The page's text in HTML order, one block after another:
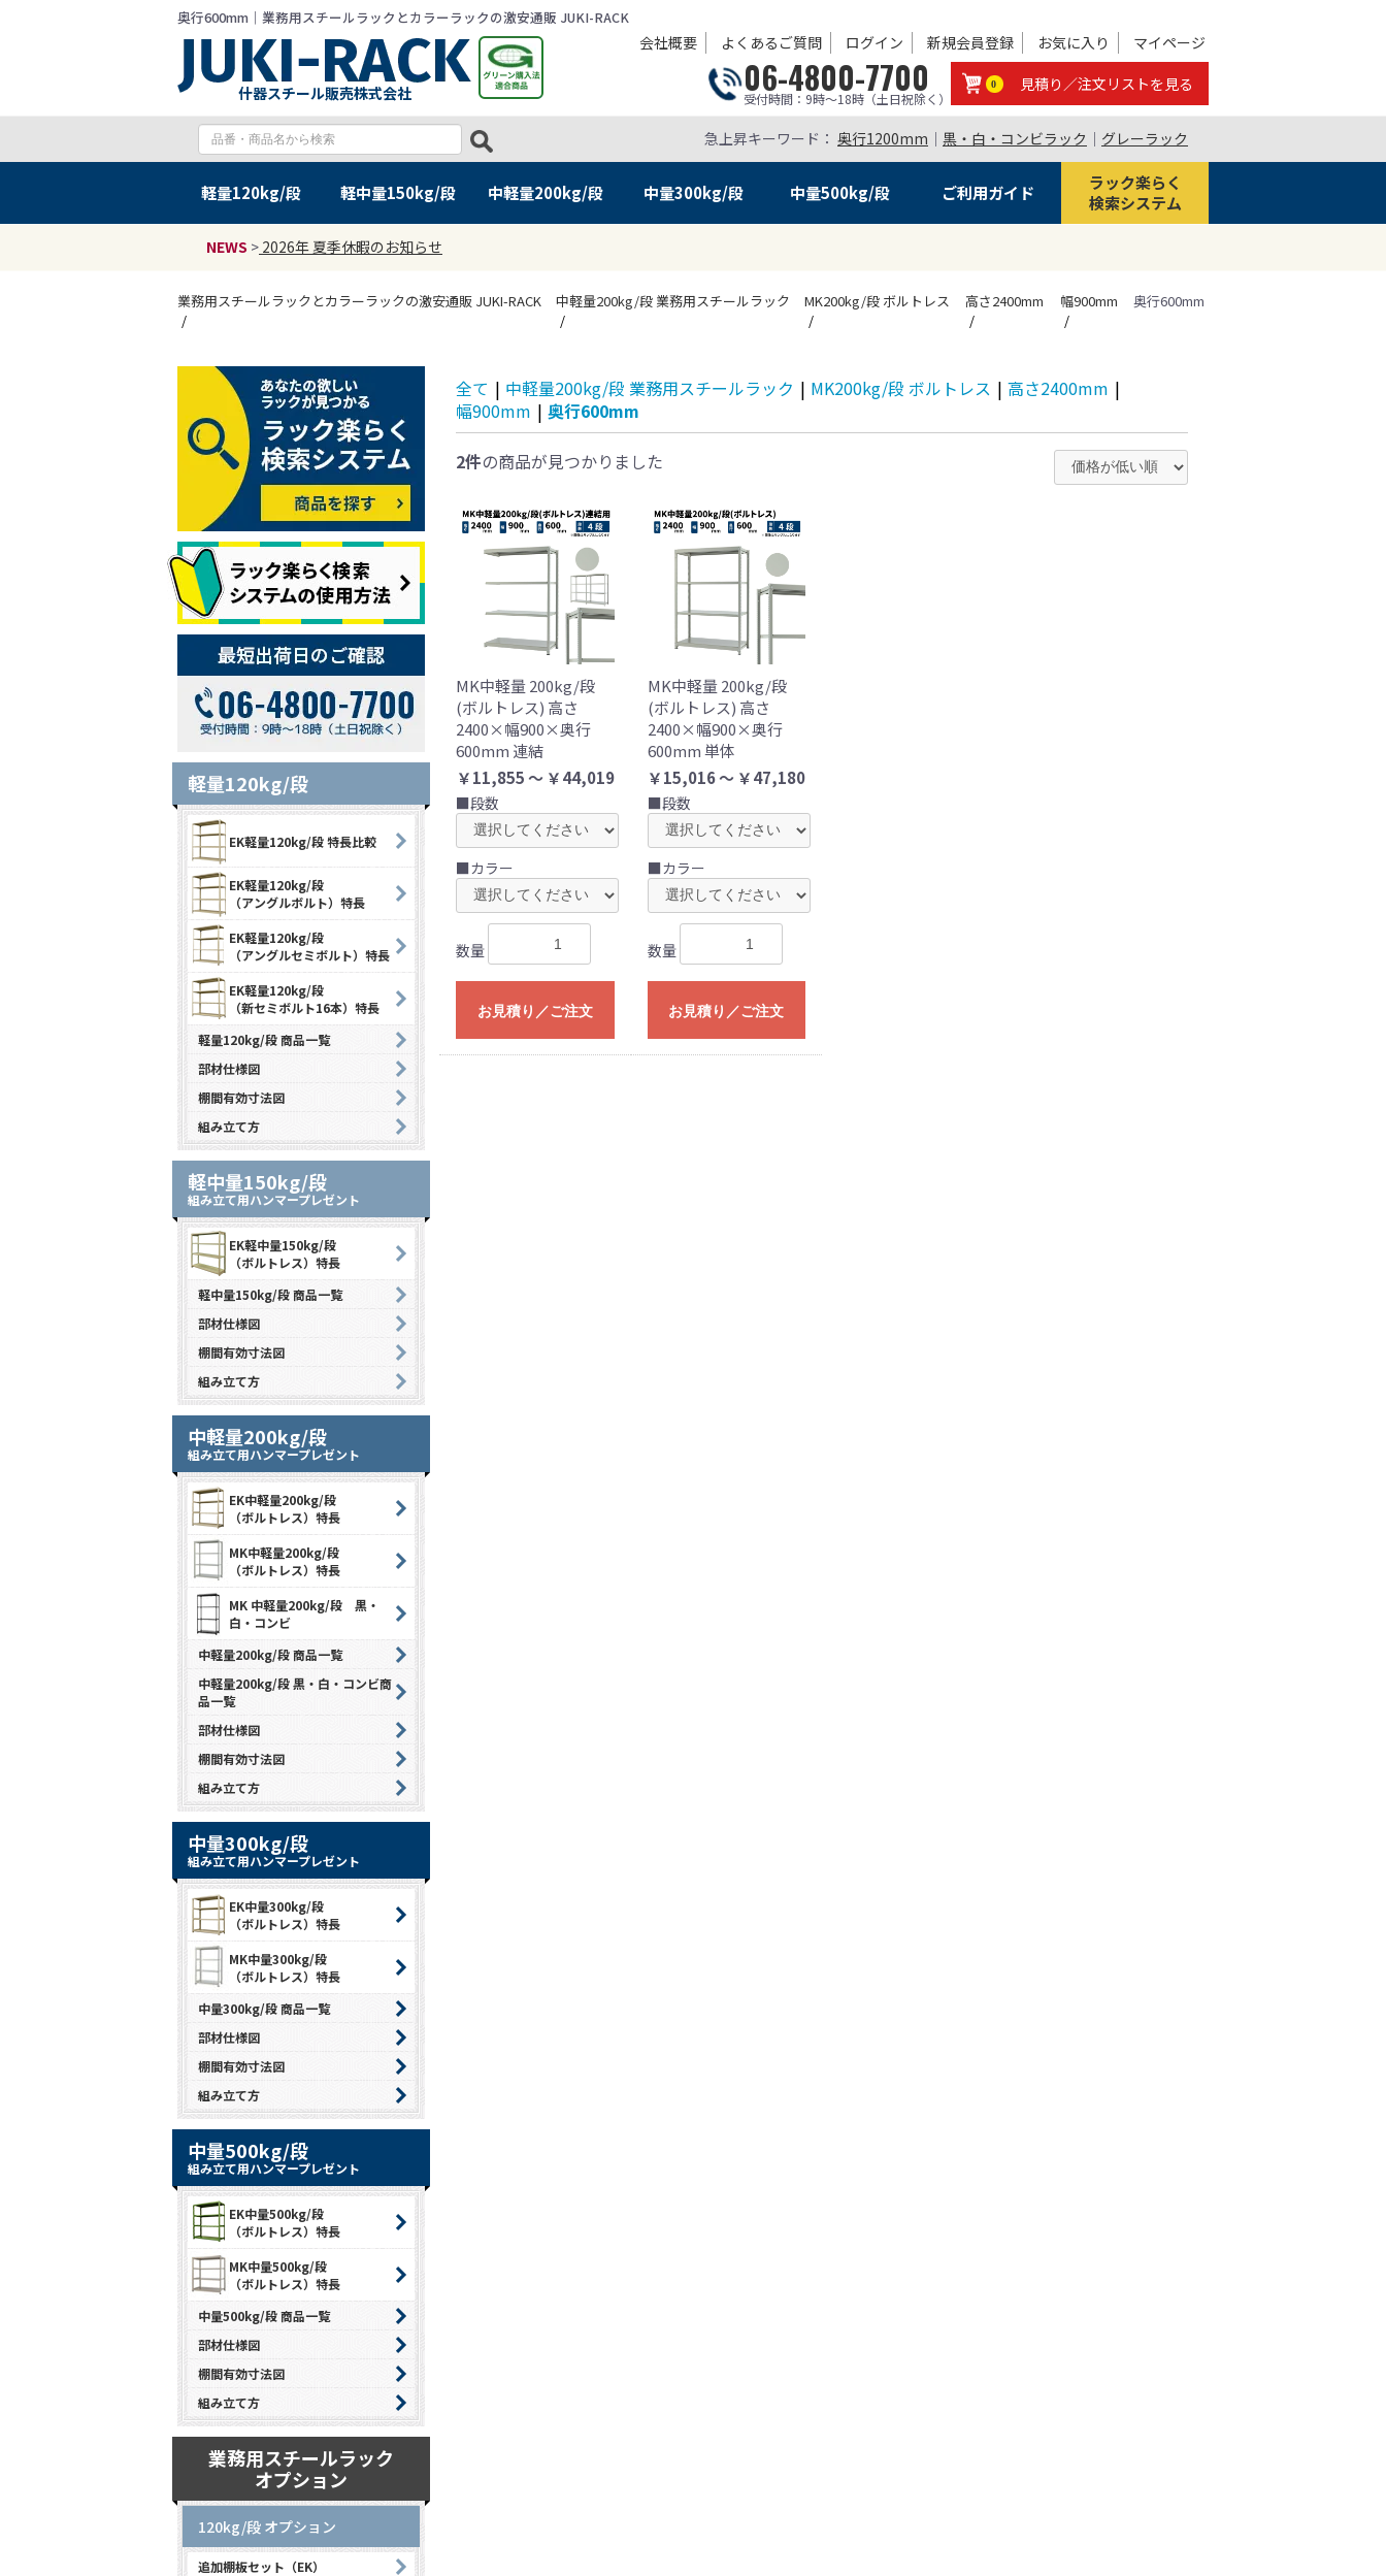
奥行600mm｜業務用スチールラックとカラーラックの激安通販 JUKI-RACK
什器スチール販売株式会社
会社概要 よくあるご質問 ログイン 新規会員登録 お気に入り マイページ
06-4800-7700
受付時間：9時～18時（土日祝除く）
0 見積り／注文リストを見る
急上昇キーワード： 奥行1200mm ｜ 黒・白・コンビラック ｜ グレーラック
軽量120kg/段 軽中量150kg/段 中軽量200kg/段 中量300kg/段 中量500kg/段 ご利用ガイド
ラック楽らく
検索システム
NEWS > 2026年 夏季休暇のお知らせ
業務用スチールラックとカラーラックの激安通販 JUKI-RACK 中軽量200kg/段 業務用スチールラック MK200kg/段 ボルトレス 高さ2400mm 幅900mm 奥行600mm
軽量120kg/段
EK軽量120kg/段 特長比較
EK軽量120kg/段
（アングルボルト）特長
EK軽量120kg/段
（アングルセミボルト）特長
EK軽量120kg/段
（新セミボルト16本）特長
軽量120kg/段 商品一覧
部材仕様図
棚間有効寸法図
組み立て方
軽中量150kg/段
組み立て用ハンマープレゼント
EK軽中量150kg/段
（ボルトレス）特長
軽中量150kg/段 商品一覧
部材仕様図
棚間有効寸法図
組み立て方
中軽量200kg/段
組み立て用ハンマープレゼント
EK中軽量200kg/段
（ボルトレス）特長
MK中軽量200kg/段
（ボルトレス）特長
MK 中軽量200kg/段 黒・
白・コンビ
中軽量200kg/段 商品一覧
中軽量200kg/段 黒・白・コンビ商
品一覧
部材仕様図
棚間有効寸法図
組み立て方
中量300kg/段
組み立て用ハンマープレゼント
EK中量300kg/段
（ボルトレス）特長
MK中量300kg/段
（ボルトレス）特長
中量300kg/段 商品一覧
部材仕様図
棚間有効寸法図
組み立て方
中量500kg/段
組み立て用ハンマープレゼント
EK中量500kg/段
（ボルトレス）特長
MK中量500kg/段
（ボルトレス）特長
中量500kg/段 商品一覧
部材仕様図
棚間有効寸法図
組み立て方
業務用スチールラック
オプション
120kg/段 オプション
追加棚板セット（EK）
全て | 中軽量200kg/段 業務用スチールラック | MK200kg/段 ボルトレス | 高さ2400mm |
幅900mm | 奥行600mm
2件の商品が見つかりました
MK中軽量 200kg/段
(ボルトレス) 高さ
2400×幅900×奥行
600mm 連結
￥11,855 ～ ￥44,019
■段数
■カラー
数量
お見積り／ご注文
MK中軽量 200kg/段
(ボルトレス) 高さ
2400×幅900×奥行
600mm 単体
￥15,016 ～ ￥47,180
■段数
■カラー
数量
お見積り／ご注文